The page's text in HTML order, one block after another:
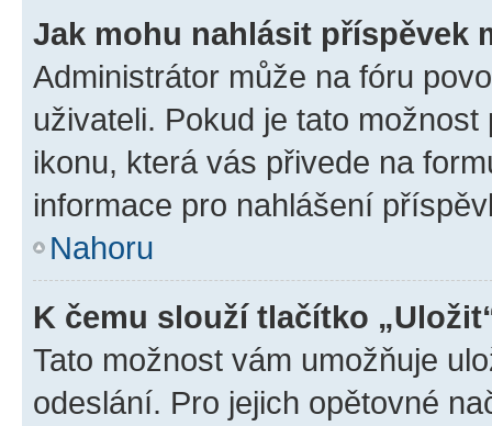
Jak mohu nahlásit příspěvek
Administrátor může na fóru
uživateli. Pokud je tato
ikonu, která vás přivede na
informace pro nahlášení
Nahoru
K čemu slouží tlačítko
Tato možnost vám umožňuje
odeslání. Pro jejich opětovné